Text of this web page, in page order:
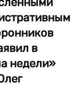
в
недели»